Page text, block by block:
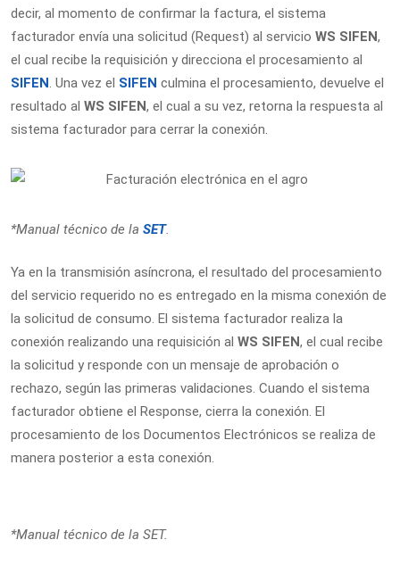
decir, al momento de confirmar la factura, el sistema
facturador envía una solicitud (Request) al servicio WS SIFEN,
el cual recibe la requisición y direcciona el procesamiento al
SIFEN . Una vez el SIFEN culmina el procesamiento, devuelve el
resultado al WS SIFEN, el cual a su vez, retorna la respuesta al
sistema facturador para cerrar la conexión.
*Manual técnico de la SET.
Ya en la transmisión asíncrona, el resultado del procesamiento
del servicio requerido no es entregado en la misma conexión de
la solicitud de consumo. El sistema facturador realiza la
conexión realizando una requisición al WS SIFEN, el cual recibe
la solicitud y responde con un mensaje de aprobación o
rechazo, según las primeras validaciones. Cuando el sistema
facturador obtiene el Response, cierra la conexión. El
procesamiento de los Documentos Electrónicos se realiza de
manera posterior a esta conexión.
*Manual técnico de la SET.